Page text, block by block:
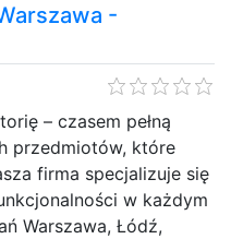
-
– czasem pełną
przedmiotów, które
firma specjalizuje się
w każdym
Warszawa, Łódź,